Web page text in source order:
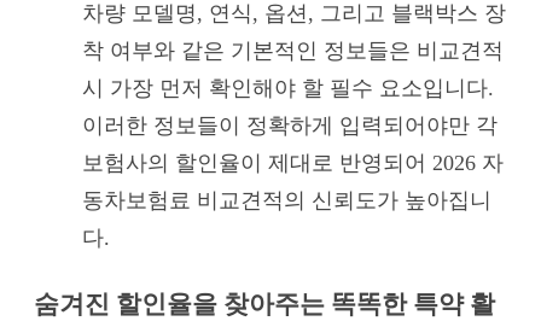
차량 모델명, 연식, 옵션, 그리고 블랙박스 장
착 여부와 같은 기본적인 정보들은 비교견적
시 가장 먼저 확인해야 할 필수 요소입니다.
이러한 정보들이 정확하게 입력되어야만 각
보험사의 할인율이 제대로 반영되어 2026 자
동차보험료 비교견적의 신뢰도가 높아집니
다.
숨겨진 할인율을 찾아주는 똑똑한 특약 활